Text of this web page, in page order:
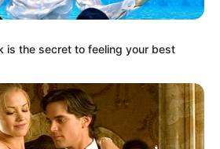
is the secret to feeling your best